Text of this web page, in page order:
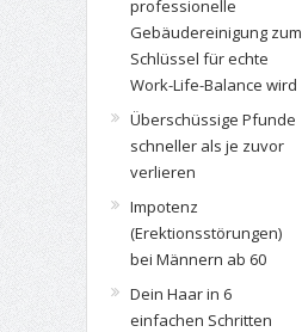
professionelle
Gebäudereinigung zum
Schlüssel für echte
Work-Life-Balance wird
Überschüssige Pfunde
schneller als je zuvor
verlieren
Impotenz
(Erektionsstörungen)
bei Männern ab 60
Dein Haar in 6
einfachen Schritten